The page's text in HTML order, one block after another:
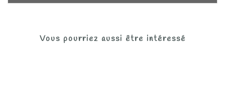
Vous pourriez aussi être intéressé